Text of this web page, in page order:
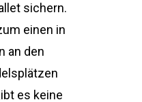
sichern.
einen in
an den
es keine